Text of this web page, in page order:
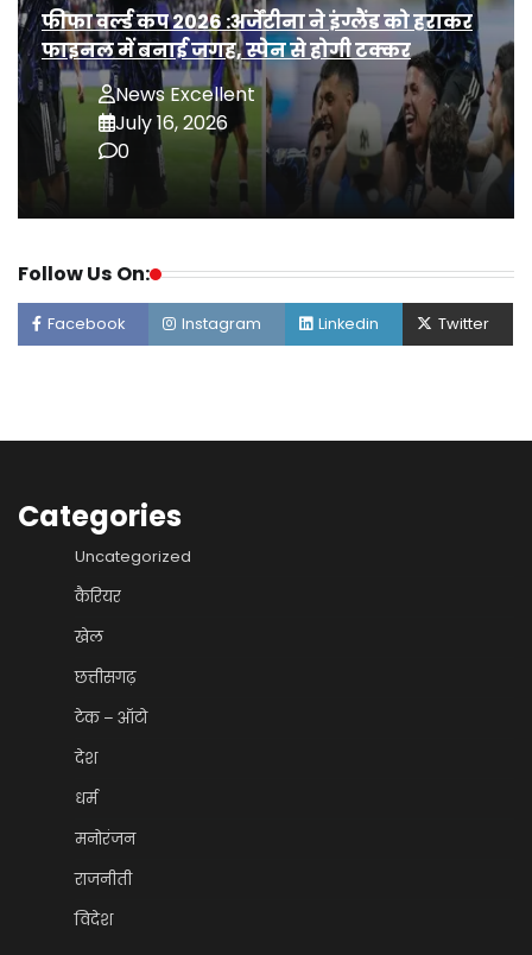
फीफा वर्ल्ड कप 2026 :अर्जेंटीना ने इंग्लैंड को हराकर
फाइनल में बनाई जगह, स्पेन से होगी टक्कर
News Excellent
July 16, 2026
0
Follow Us On:
Facebook Instagram Linkedin Twitter
Categories
Uncategorized
कैरियर
खेल
छत्तीसगढ़
टेक – ऑटो
देश
धर्म
मनोरंजन
राजनीती
विदेश